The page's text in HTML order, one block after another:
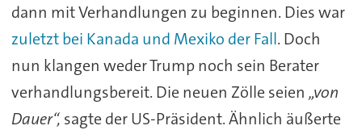
dann mit Verhandlungen zu beginnen. Dies war
zuletzt bei Kanada und Mexiko der Fall. Doch
nun klangen weder Trump noch sein Berater
verhandlungsbereit. Die neuen Zölle seien „von
Dauer“, sagte der US-Präsident. Ähnlich äußerte